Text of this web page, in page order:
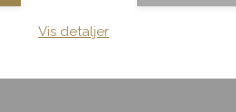
Vis detaljer